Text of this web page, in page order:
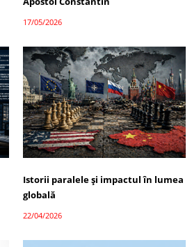
17/05/2026
Istorii paralele și impactul în lumea
globală
22/04/2026